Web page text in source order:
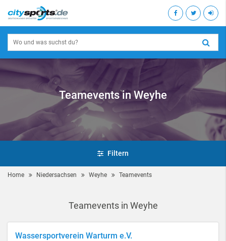
Teamevents in Weyhe
Filtern
Home Niedersachsen Weyhe Teamevents
Teamevents in Weyhe
Wassersportverein Warturm e.V.